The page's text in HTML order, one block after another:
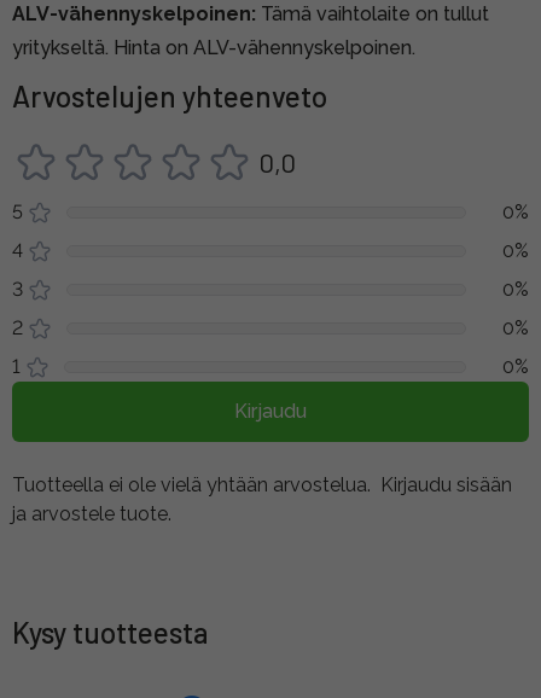
ALV-vähennyskelpoinen: Tämä vaihtolaite on tullut
yritykseltä. Hinta on ALV-vähennyskelpoinen.
Arvostelujen yhteenveto
0,0
5
0%
4
0%
3
0%
2
0%
1
0%
Kirjaudu
Tuotteella ei ole vielä yhtään arvostelua. Kirjaudu sisään
ja arvostele tuote.
Kysy tuotteesta